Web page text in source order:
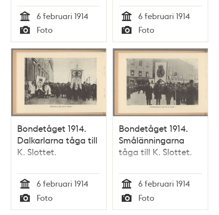
Tid
6 februari 1914
Typ
Foto Tid
6 februari 1914
Typ
Foto
Bondetåget 1914.
Dalkarlarna tåga till
K. Slottet.
Tid
6 februari 1914
Typ
Foto
Bondetåget 1914.
Smålänningarna
tåga till K. Slottet.
Tid
6 februari 1914
Typ
Foto